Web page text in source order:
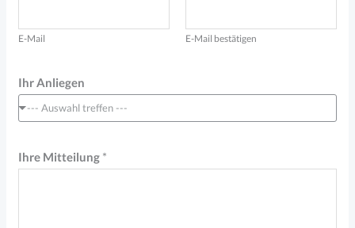
I
r
e
d
E-Mail E-Mail bestätigen
Ihr Anliegen
--- Auswahl treffen ---
Ihre Mitteilung *